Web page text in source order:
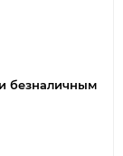
безналичным